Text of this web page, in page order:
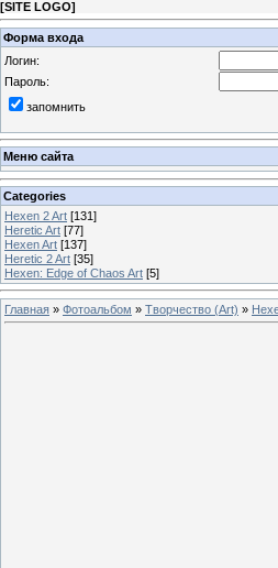
[SITE LOGO]
Форма входа
Логин:
Пароль:
запомнить
Меню сайта
Categories
Hexen 2 Art [131]
Heretic Art [77]
Hexen Art [137]
Heretic 2 Art [35]
Hexen: Edge of Chaos Art [5]
Главная » Фотоальбом » Творчество (Art) »